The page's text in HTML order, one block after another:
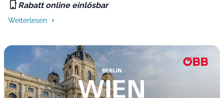
Rabatt online einlösbar
Weiterlesen